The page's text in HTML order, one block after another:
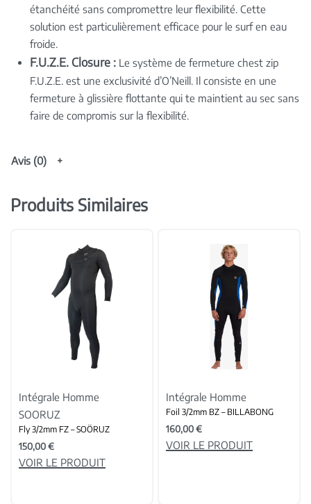
étanchéité sans compromettre leur flexibilité. Cette
solution est particulièrement efficace pour le surf en eau
froide.
F.U.Z.E. Closure : Le système de fermeture chest zip
F.U.Z.E. est une exclusivité d’O’Neill. Il consiste en une
fermeture à glissière flottante qui te maintient au sec sans
faire de compromis sur la flexibilité.
Avis (0)
Produits Similaires
Intégrale Homme
SOORUZ
Fly 3/2mm FZ – SOÖRUZ
150,00€
VOIR LE PRODUIT
Intégrale Homme
Foil 3/2mm BZ – BILLABONG
160,00€
VOIR LE PRODUIT